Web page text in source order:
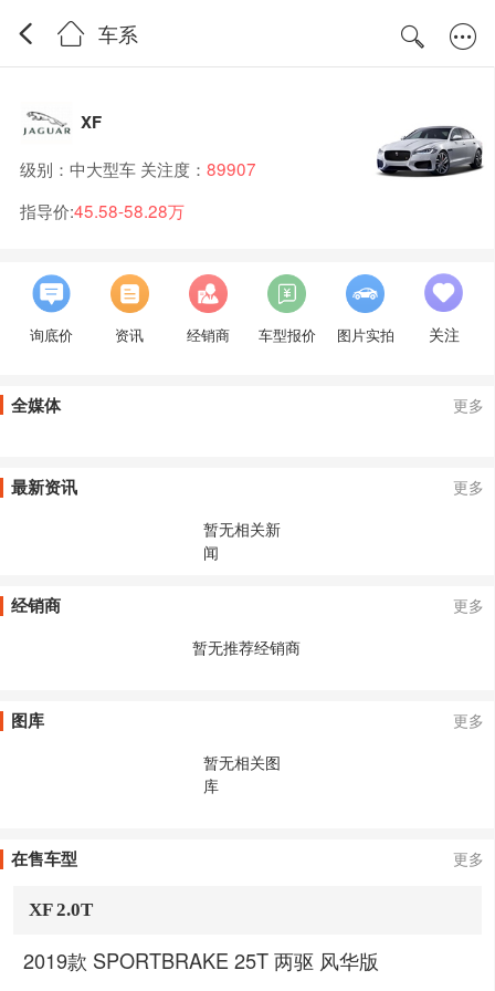
车系
XF
级别：中大型车 关注度： 89907
指导价:45.58-58.28万
询底价 资讯 经销商 车型报价 图片实拍 关注
全媒体 更多
最新资讯
更多
暂无相关新
闻
经销商
更多
暂无推荐经销商
图库
更多
暂无相关图
库
在售车型 更多
XF 2.0T
2019款 SPORTBRAKE 25T 两驱 风华版